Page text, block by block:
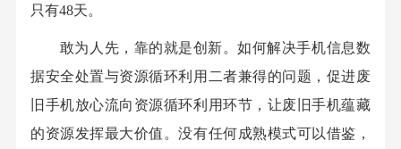
只有48天。
敢为人先，靠的就是创新。如何解决手机信息数
据安全处置与资源循环利用二者兼得的问题，促进废
旧手机放心流向资源循环利用环节，让废旧手机蕴藏
的资源发挥最大价值。没有任何成熟模式可以借鉴，